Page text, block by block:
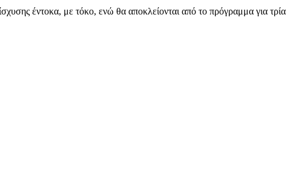
έντοκα, με τόκο, ενώ θα αποκλείονται από το πρόγραμμα για τρία